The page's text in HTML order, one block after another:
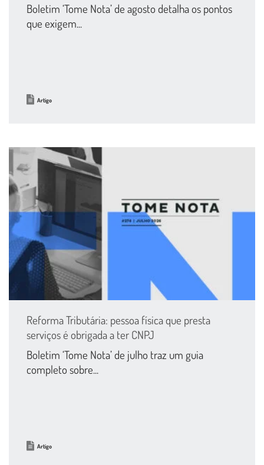
Boletim ‘Tome Nota’ de agosto detalha os pontos
que exigem...
Artigo
Reforma Tributária: pessoa física que presta
serviços é obrigada a ter CNPJ
Boletim ‘Tome Nota’ de julho traz um guia
completo sobre...
Artigo